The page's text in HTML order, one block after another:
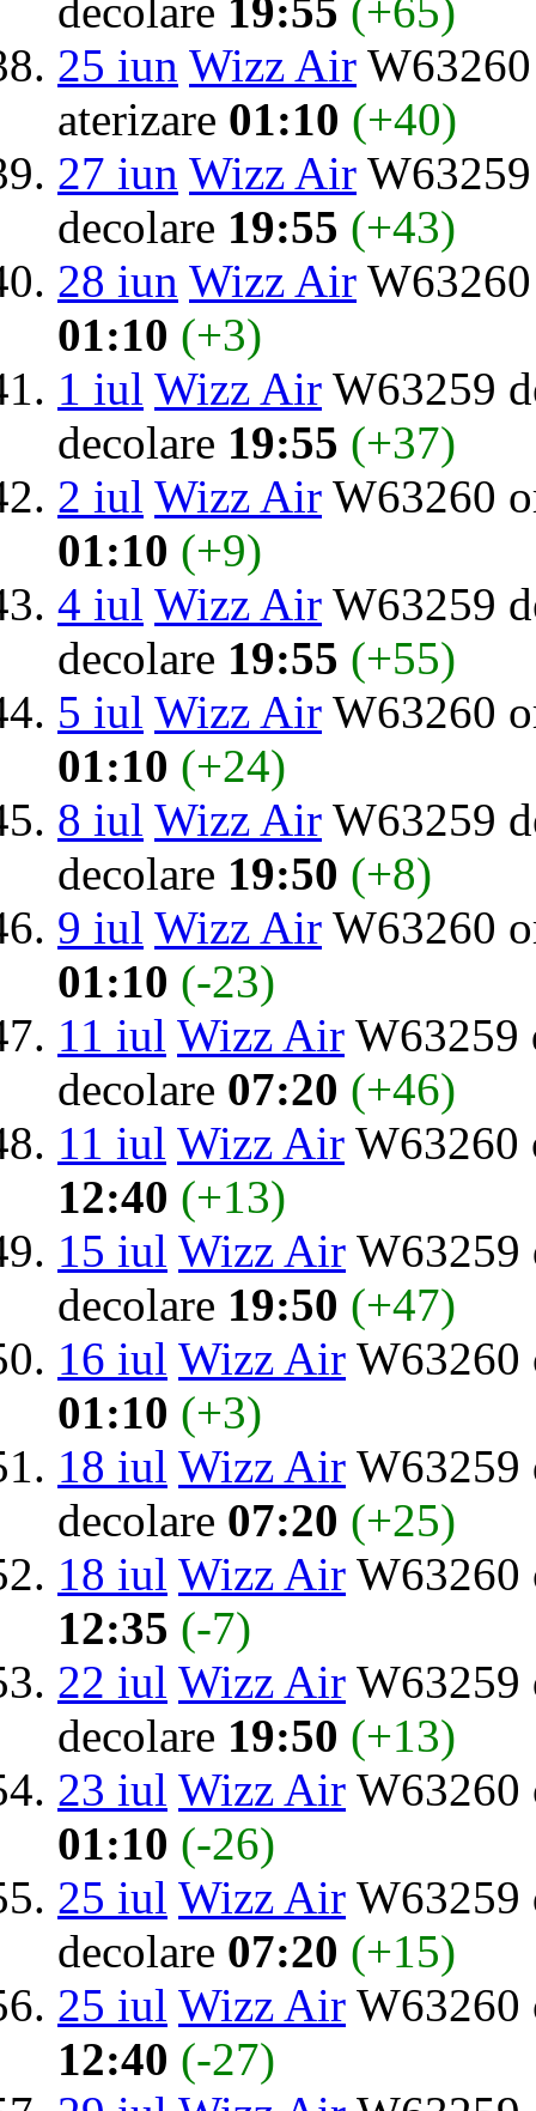
decolare 19:55 (+65)
25 iun Wizz Air
aterizare 01:10 (+40)
27 iun Wizz Air
decolare 19:55 (+43)
28 iun Wizz Air
01:10 (+3)
1 iul Wizz Air W63259
decolare 19:55 (+37)
2 iul Wizz Air W63260
01:10 (+9)
4 iul Wizz Air W63259
decolare 19:55 (+55)
5 iul Wizz Air W63260
01:10 (+24)
8 iul Wizz Air W63259
decolare 19:50 (+8)
9 iul Wizz Air W63260
01:10 (-23)
11 iul Wizz Air W63259
decolare 07:20 (+46)
11 iul Wizz Air
12:40 (+13)
15 iul Wizz Air W63259
decolare 19:50 (+47)
16 iul Wizz Air
01:10 (+3)
18 iul Wizz Air W63259
decolare 07:20 (+25)
18 iul Wizz Air
12:35 (-7)
22 iul Wizz Air W63259
decolare 19:50 (+13)
23 iul Wizz Air
01:10 (-26)
25 iul Wizz Air W63259
decolare 07:20 (+15)
25 iul Wizz Air
12:40 (-27)